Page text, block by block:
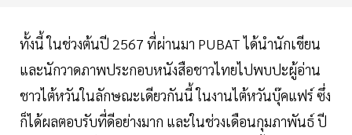
ทั้งนี้ ในช่วงต้นปี 2567 ที่ผ่านมา PUBAT ได้นำนักเขียน
และนักวาดภาพประกอบหนังสือชาวไทยไปพบปะผู้อ่าน
ชาวไต้หวันในลักษณะเดียวกันนี้ ในงานไต้หวันบุ๊คแฟร์ ซึ่ง
ก็ได้ผลตอบรับที่ดีอย่างมาก และในช่วงเดือนกุมภาพันธ์ ปี